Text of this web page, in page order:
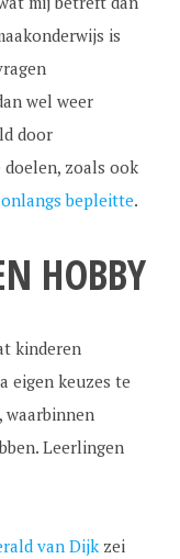
is
wel weer
door
doelen, zoals ook
bepleitte.
HOBBY
kinderen
eigen keuzes te
waarbinnen
Leerlingen
van Dijkzei